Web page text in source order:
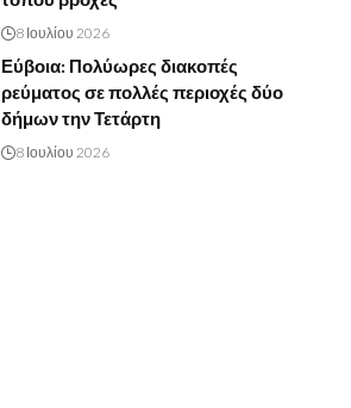
8 Ιουλίου 2026
Εύβοια: Πολύωρες διακοπές
ρεύματος σε πολλές περιοχές δύο
δήμων την Τετάρτη
8 Ιουλίου 2026